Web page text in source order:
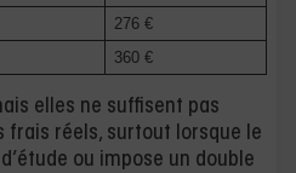
276 €
360 €
elles ne suffisent pas
frais réels, surtout lorsque le
ou impose un double